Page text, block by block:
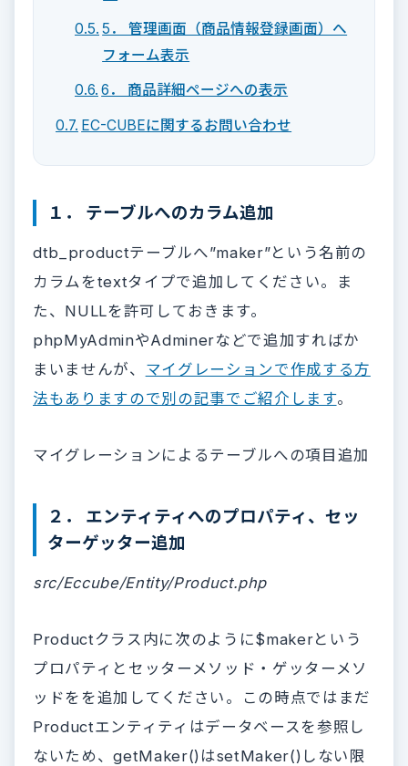
5． 管理画面（商品情報登録画面）へ
フォーム表示
6． 商品詳細ページへの表示
EC-CUBEに関するお問い合わせ
１． テーブルへのカラム追加
dtb_productテーブルへ”maker”という名前の
カラムをtextタイプで追加してください。ま
た、NULLを許可しておきます。
phpMyAdminやAdminerなどで追加すればか
まいませんが、 マイグレーションで作成する方
法もありますので別の記事でご紹介します。
マイグレーションによるテーブルへの項目追加
２． エンティティへのプロパティ、セッ
ターゲッター追加
src/Eccube/Entity/Product.php
Productクラス内に次のように$makerという
プロパティとセッターメソッド・ゲッターメソ
ッドをを追加してください。この時点ではまだ
Productエンティティはデータベースを参照し
ないため、getMaker()はsetMaker()しない限